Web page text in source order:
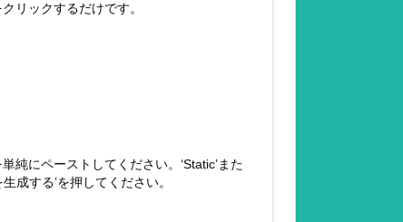
リックするだけです。
純にペーストしてください。‘Static’また
成する’を押してください。